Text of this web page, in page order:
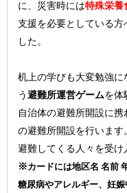
に、災害時には特殊栄養
支援を必要としている方
した。
机上の学びも大変勉強に
う 避難所運営ゲームを体
自治体の避難所開設に携
の避難所開設を行います
避難してくる人々を受け
※カードには地区名 名前
糖尿病やアレルギー、妊